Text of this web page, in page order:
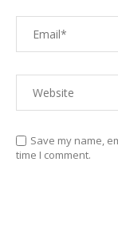
Save my name,
time I comment.